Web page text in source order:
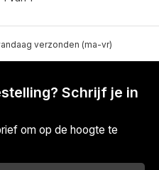
verzonden (ma-vr)
Schrijf je in
om op de hoogte te